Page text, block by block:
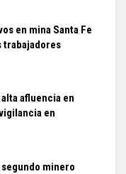
en mina Santa Fe
trabajadores
afluencia en
en
minero